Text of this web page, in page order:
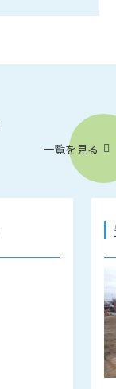
一覧を見る